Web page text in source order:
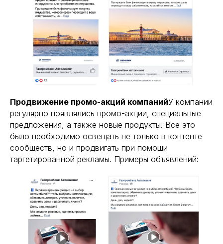
Продвижение промо-акций компанийУ компании
регулярно появлялись промо-акции, специальные
предложения, а также новые продукты. Все это
было необходимо освещать не только в контенте
сообществ, но и продвигать при помощи
таргетированной рекламы. Примеры объявлений: